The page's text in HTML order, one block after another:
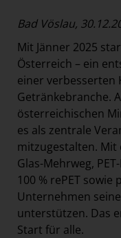
Bad Vöslau,
Mit Jänner 2025
Österreich – ein
einer verbesserten
Getränkebranche.
österreichischen
es als zentrale
mitzugestalten.
Glas-Mehrweg,
100 % rePET
Unternehmen
unterstützen. Das
Start für alle.